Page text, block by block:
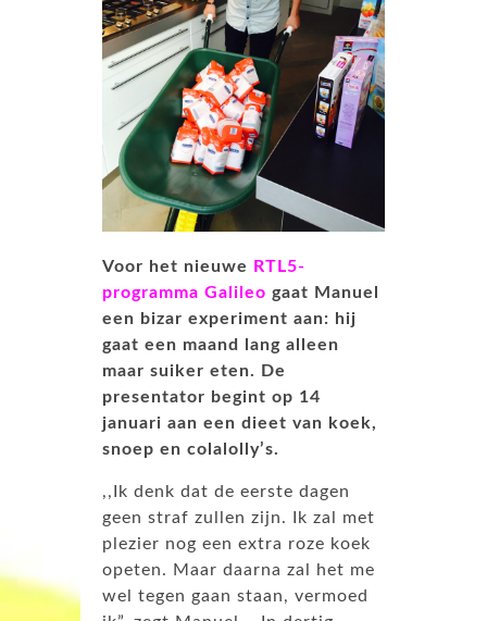
Voor het nieuwe
RTL5-
programma Galileo gaat Manuel
een bizar experiment aan: hij
gaat een maand lang alleen
maar suiker eten. De
presentator begint op 14
januari aan een dieet van koek,
snoep en colalolly’s.
,,Ik denk dat de eerste dagen
geen straf zullen zijn. Ik zal met
plezier nog een extra roze koek
opeten. Maar daarna zal het me
wel tegen gaan staan, vermoed